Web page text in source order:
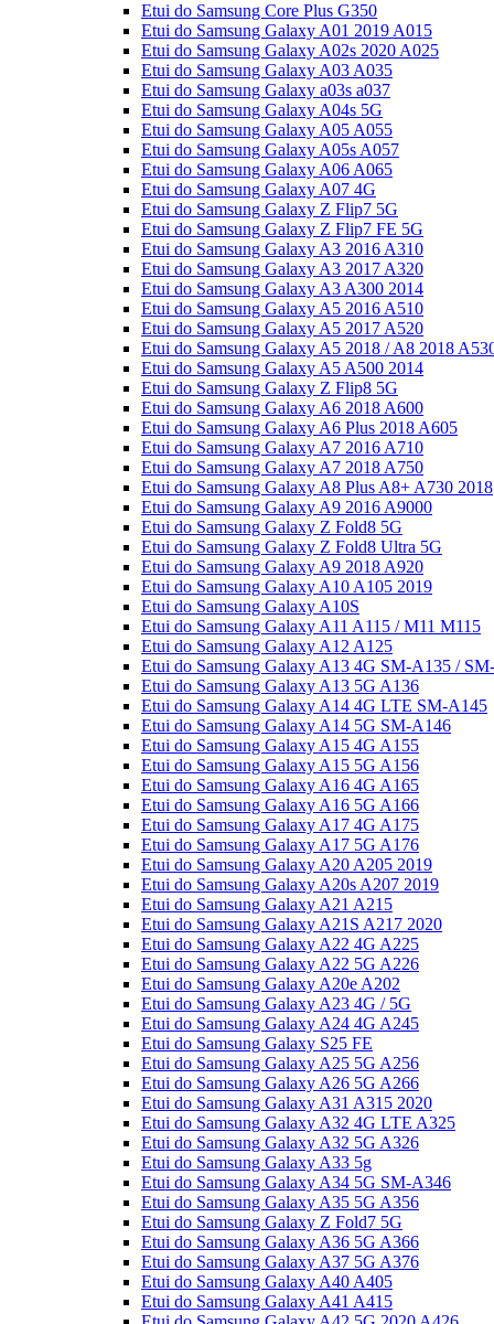
Etui do Samsung Core Plus G350
Etui do Samsung Galaxy A01 2019 A015
Etui do Samsung Galaxy A02s 2020 A025
Etui do Samsung Galaxy A03 A035
Etui do Samsung Galaxy a03s a037
Etui do Samsung Galaxy A04s 5G
Etui do Samsung Galaxy A05 A055
Etui do Samsung Galaxy A05s A057
Etui do Samsung Galaxy A06 A065
Etui do Samsung Galaxy A07 4G
Etui do Samsung Galaxy Z Flip7 5G
Etui do Samsung Galaxy Z Flip7 FE 5G
Etui do Samsung Galaxy A3 2016 A310
Etui do Samsung Galaxy A3 2017 A320
Etui do Samsung Galaxy A3 A300 2014
Etui do Samsung Galaxy A5 2016 A510
Etui do Samsung Galaxy A5 2017 A520
Etui do Samsung Galaxy A5 2018 / A8 2018
Etui do Samsung Galaxy A5 A500 2014
Etui do Samsung Galaxy Z Flip8 5G
Etui do Samsung Galaxy A6 2018 A600
Etui do Samsung Galaxy A6 Plus 2018 A605
Etui do Samsung Galaxy A7 2016 A710
Etui do Samsung Galaxy A7 2018 A750
Etui do Samsung Galaxy A8 Plus A8+ A730 2018
Etui do Samsung Galaxy A9 2016 A9000
Etui do Samsung Galaxy Z Fold8 5G
Etui do Samsung Galaxy Z Fold8 Ultra 5G
Etui do Samsung Galaxy A9 2018 A920
Etui do Samsung Galaxy A10 A105 2019
Etui do Samsung Galaxy A10S
Etui do Samsung Galaxy A11 A115 / M11 M115
Etui do Samsung Galaxy A12 A125
Etui do Samsung Galaxy A13 4G SM-A135 /
Etui do Samsung Galaxy A13 5G A136
Etui do Samsung Galaxy A14 4G LTE SM-A145
Etui do Samsung Galaxy A14 5G SM-A146
Etui do Samsung Galaxy A15 4G A155
Etui do Samsung Galaxy A15 5G A156
Etui do Samsung Galaxy A16 4G A165
Etui do Samsung Galaxy A16 5G A166
Etui do Samsung Galaxy A17 4G A175
Etui do Samsung Galaxy A17 5G A176
Etui do Samsung Galaxy A20 A205 2019
Etui do Samsung Galaxy A20s A207 2019
Etui do Samsung Galaxy A21 A215
Etui do Samsung Galaxy A21S A217 2020
Etui do Samsung Galaxy A22 4G A225
Etui do Samsung Galaxy A22 5G A226
Etui do Samsung Galaxy A20e A202
Etui do Samsung Galaxy A23 4G / 5G
Etui do Samsung Galaxy A24 4G A245
Etui do Samsung Galaxy S25 FE
Etui do Samsung Galaxy A25 5G A256
Etui do Samsung Galaxy A26 5G A266
Etui do Samsung Galaxy A31 A315 2020
Etui do Samsung Galaxy A32 4G LTE A325
Etui do Samsung Galaxy A32 5G A326
Etui do Samsung Galaxy A33 5g
Etui do Samsung Galaxy A34 5G SM-A346
Etui do Samsung Galaxy A35 5G A356
Etui do Samsung Galaxy Z Fold7 5G
Etui do Samsung Galaxy A36 5G A366
Etui do Samsung Galaxy A37 5G A376
Etui do Samsung Galaxy A40 A405
Etui do Samsung Galaxy A41 A415